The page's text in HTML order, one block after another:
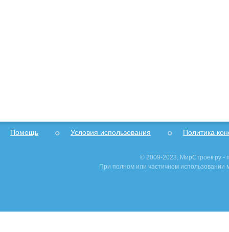
Помощь Условия использования Политика
© 2009-2023, МирСтроек.ру -
При полном или частичном использовании